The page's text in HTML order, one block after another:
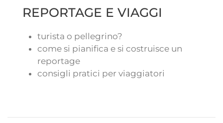
REPORTAGE E VIAGGI
turista o pellegrino?
come si pianifica e si costruisce un
reportage
consigli pratici per viaggiatori